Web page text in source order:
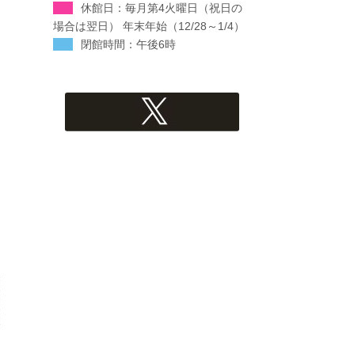
フィリアホール
休館日：毎月第4火曜日（祝日の
場合は翌日） 年末年始（12/28～1/4）
閉館時間：午後6時